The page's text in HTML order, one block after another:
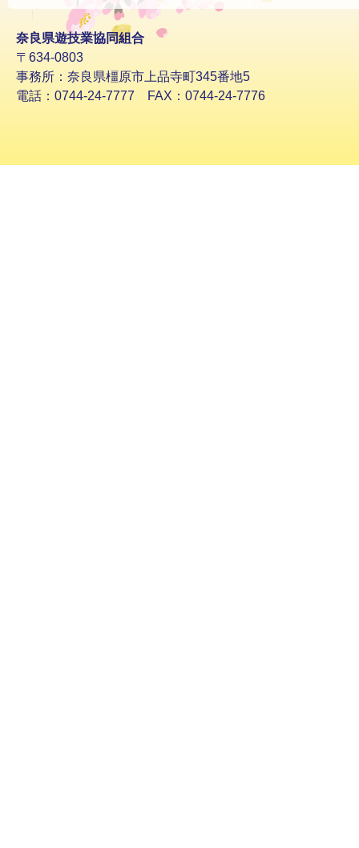
奈良県遊技業協同組合
〒634-0803
事務所：奈良県橿原市上品寺町345番地5
電話：0744-24-7777 FAX：0744-24-7776